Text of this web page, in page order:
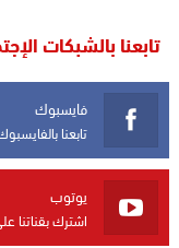
تابعنا بالشبكات
فايسبوك
تابعنا
يوتوب
اشترك بقناتنا